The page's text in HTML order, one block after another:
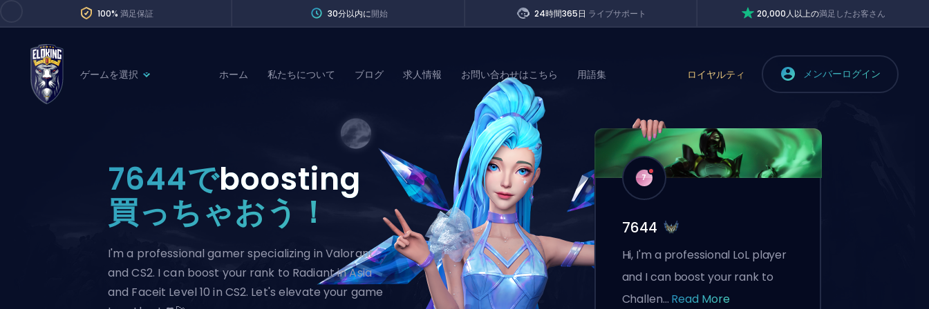
100% 満足保証 30分以内に開始 24時間365日 ライブサポート 20,000人以上の満足したお客さん
ゲームを選択
Dota 2
Counter-Strike
Overwatch 2
Rocket League
Path of Exile 2
Division Boost
Placements
Wins
Coaching
ホーム 私たちについて ブログ 求人情報 お問い合わせはこちら 用語集 ロイヤルティ メンバーログイン
7644でboosting
買っちゃおう！
I'm a professional gamer specializing in Valorant
and CS2. I can boost your rank to Radiant in Asia
and Faceit Level 10 in CS2. Let's elevate your game
7
7644
Hi, I'm a professional LoL player
and I can boost your rank to
Challen... Read More